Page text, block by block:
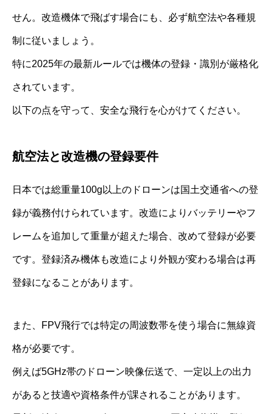
せん。改造機体で飛ばす場合にも、必ず航空法や各種規
制に従いましょう。
特に2025年の最新ルールでは機体の登録・識別が厳格化
されています。
以下の点を守って、安全な飛行を心がけてください。
航空法と改造機の登録要件
日本では総重量100g以上のドローンは国土交通省への登
録が義務付けられています。改造によりバッテリーやフ
レームを追加して重量が超えた場合、改めて登録が必要
です。登録済み機体も改造により外観が変わる場合は再
登録になることがあります。
また、FPV飛行では特定の周波数帯を使う場合に無線資
格が必要です。
例えば5GHz帯のドローン映像伝送で、一定以上の出力
があると技適や資格条件が課されることがあります。